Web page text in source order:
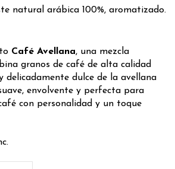
natural arábica 100%, aromatizado.
Café Avellana, una mezcla
granos de café de alta calidad
delicadamente dulce de la avellana
envolvente y perfecta para
con personalidad y un toque